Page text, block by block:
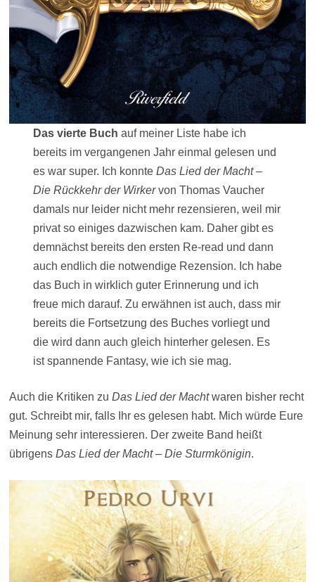
Das vierte Buch auf meiner Liste habe ich
bereits im vergangenen Jahr einmal gelesen und
es war super. Ich konnte Das Lied der Macht –
Die Rückkehr der Wirkervon Thomas Vaucher
damals nur leider nicht mehr rezensieren, weil mir
privat so einiges dazwischen kam. Daher gibt es
demnächst bereits den ersten Re-read und dann
auch endlich die notwendige Rezension. Ich habe
das Buch in wirklich guter Erinnerung und ich
freue mich darauf. Zu erwähnen ist auch, dass mir
bereits die Fortsetzung des Buches vorliegt und
die wird dann auch gleich hinterher gelesen. Es
ist spannende Fantasy, wie ich sie mag.
Auch die Kritiken zu Das Lied der Machtwaren bisher recht
gut. Schreibt mir, falls Ihr es gelesen habt. Mich würde Eure
Meinung sehr interessieren. Der zweite Band heißt
übrigens Das Lied der Macht – Die Sturmkönigin.